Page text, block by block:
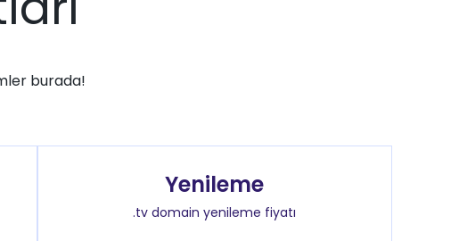
burada!
Yenileme
.tv domain yenileme fiyatı